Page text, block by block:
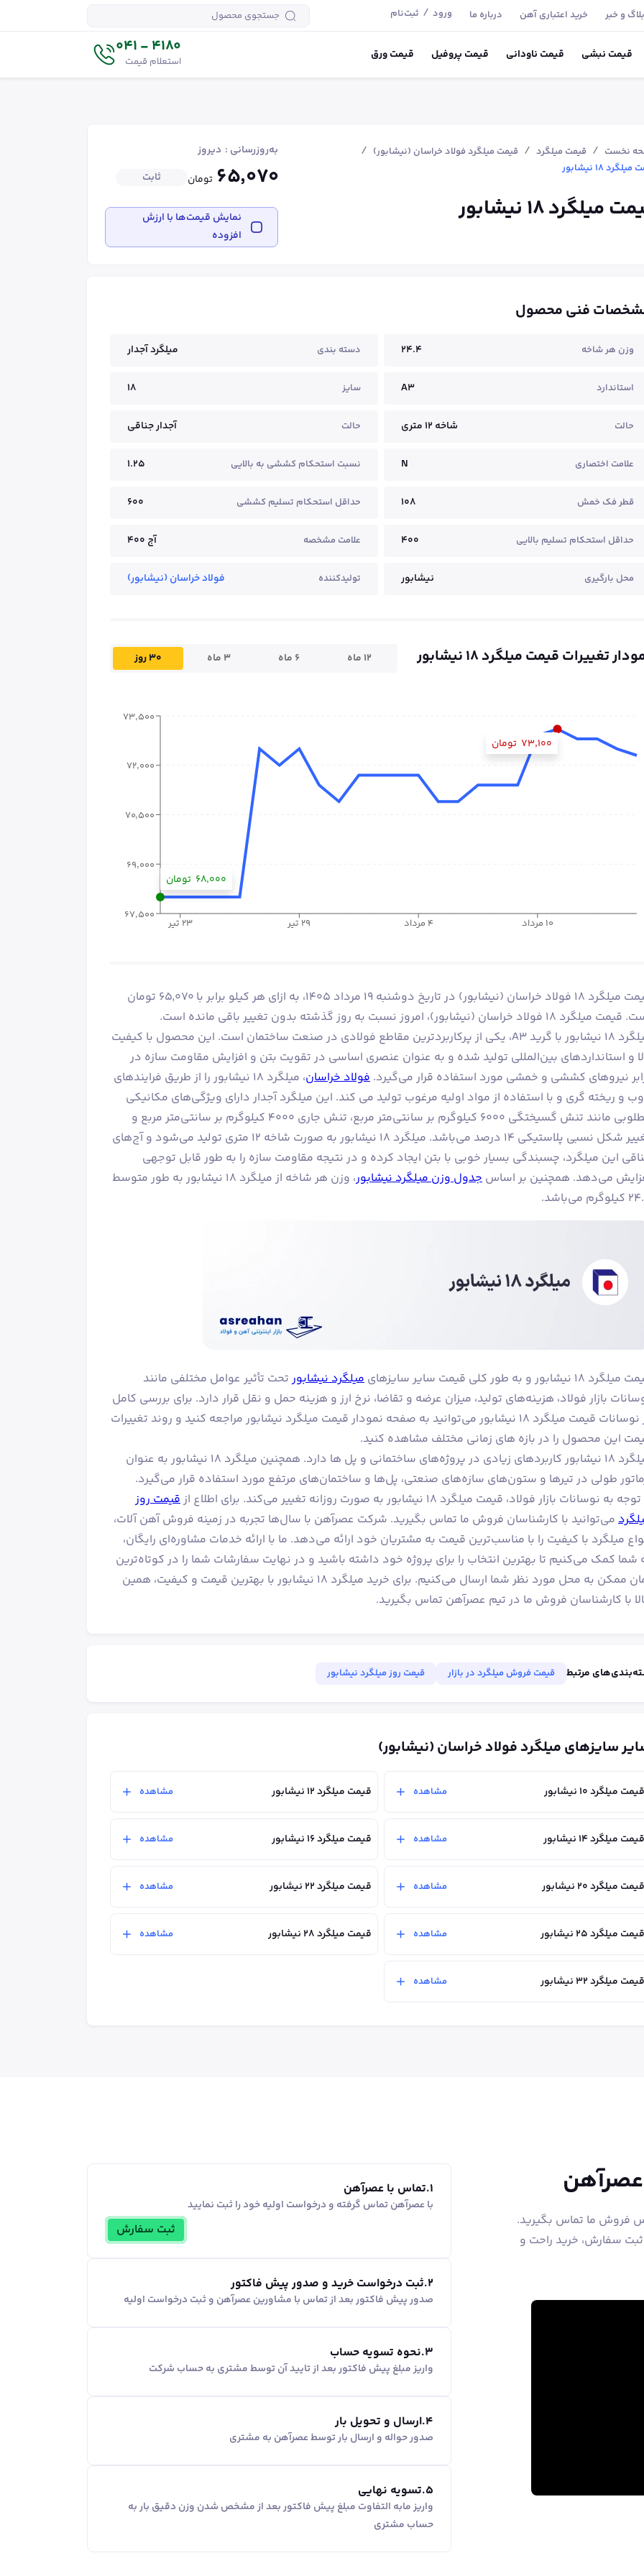
بلاگ و خبر خرید اعتباری آهن درباره ما ورود / ثبت‌نام
قیمت نبشی قیمت ناودانی قیمت پروفیل قیمتورق 4180 - 041
استعلام قیمت
نخست / قیمت میلگرد / قیمت میلگرد فولاد خراسان (نیشابور) /
۱۸ نیشابور
میلگرد ۱۸ نیشابور
به‌روزرسانی : دیروز
۶۵٬۰۷۰ تومان ثابت
نمایش قیمت‌ها با ارزش
افزوده
فنی محصول
وزن هر شاخه 24.4 دسته بندی میلگرد آجدار
استاندارد A3 سایز 18
حالت شاخه ۱۲ متری حالت آجدار جناقی
علامت اختصاری N نسبت استحکام کششی به بالایی 1.25
قطر فک خمش 108 حداقل استحکام تسلیم کششی 600
حداقل استحکام تسلیم بالایی 400 علامت مشخصه آج ۴۰۰
محل بارگیری نیشابور تولیدکننده فولاد خراسان (نیشابور)
تغییرات قیمت میلگرد ۱۸ نیشابور ۱۲ ماه ۶ ماه ۳ ماه ۳۰ روز
۲۳ تیر ۲۹ تیر ۴ مرداد ۱۰ مرداد
۶۷٬۵۰۰
۶۹٬۰۰۰
۷۰٬۵۰۰
۷۲٬۰۰۰
۷۳٬۵۰۰
۷۳٬۱۰۰ تومان
۶۸٬۰۰۰ تومان
قیمت میلگرد 18 فولاد خراسان (نیشابور) در تاریخ دوشنبه ۱۹ مرداد ۱۴۰۵، به ازای هر کیلو برابر با ۶۵٬۰۷۰ تومان
18 فولاد خراسان (نیشابور)، امروز نسبت به روز گذشته بدون تغییر باقی مانده است.
میلگرد ۱۸ نیشابور با گرید A3، یکی از پرکاربردترین مقاطع فولادی در صنعت ساختمان است. این محصول با کیفیت
و استانداردهای بین‌المللی تولید شده و به عنوان عنصری اساسی در تقویت بتن و افزایش مقاومت سازه در
نیروهای کششی و خمشی مورد استفاده قرار می‌گیرد. فولاد خراسان
، میلگرد ۱۸ نیشابور را از طریق فرایندهای
و ریخته گری و با استفاده از مواد اولیه مرغوب تولید می کند. این میلگرد آجدار دارای ویژگی‌های مکانیکی
مطلوبی مانند تنش گسیختگی ۶۰۰۰ کیلوگرم بر سانتی‌متر مربع، تنش جاری ۴۰۰۰ کیلوگرم بر سانتی‌متر مربع و
تغییر شکل نسبی پلاستیکی ۱۴ درصد می‌باشد. میلگرد ۱۸ نیشابور به صورت شاخه ۱۲ متری تولید می‌شود و آج‌های
این میلگرد، چسبندگی بسیار خوبی با بتن ایجاد کرده و در نتیجه مقاومت سازه را به طور قابل توجهی
می‌دهد. همچنین بر اساس جدول وزن میلگرد نیشابور
، وزن هر شاخه از میلگرد ۱۸ نیشابور به طور متوسط
می‌باشد.
۱۸ نیشابور و به طور کلی قیمت سایر سایزهای میلگرد نیشابور تحت تأثیر عوامل مختلفی مانند
بازار فولاد، هزینه‌های تولید، میزان عرضه و تقاضا، نرخ ارز و هزینه حمل و نقل قرار دارد. برای بررسی کامل
تر نوسانات قیمت میلگرد ۱۸ نیشابور می‌توانید به صفحه نمودار قیمت میلگرد نیشابور مراجعه کنید و روند تغییرات
این محصول را در بازه های زمانی مختلف مشاهده کنید.
میلگرد ۱۸ نیشابور کاربردهای زیادی در پروژه‌های ساختمانی و پل ها دارد. همچنین میلگرد ۱۸ نیشابور به عنوان
طولی در تیرها و ستون‌های سازه‌های صنعتی، پل‌ها و ساختمان‌های مرتفع مورد استفاده قرار می‌گیرد.
به نوسانات بازار فولاد، قیمت میلگرد ۱۸ نیشابور به صورت روزانه تغییر می‌کند. برای اطلاع از
قیمت روز
می‌توانید با کارشناسان فروش ما تماس بگیرید. شرکت عصرآهن با سال‌ها تجربه در زمینه فروش آهن آلات،
میلگرد با کیفیت را با مناسب‌ترین قیمت به مشتریان خود ارائه می‌دهد. ما با ارائه خدمات مشاوره‌ای رایگان،
شما کمک می‌کنیم تا بهترین انتخاب را برای پروژه خود داشته باشید و در نهایت سفارشات شما را در کوتاه‌ترین
زمان ممکن به محل مورد نظر شما ارسال می‌کنیم. برای خرید میلگرد ۱۸ نیشابور با بهترین قیمت و کیفیت، همین
با کارشناسان فروش ما در تیم عصرآهن تماس بگیرید.
مرتبط قیمت فروش میلگرد در بازار قیمت روز میلگرد نیشابور
سایزهای میلگرد فولاد خراسان (نیشابور)
قیمت میلگرد ۱۰ نیشابور مشاهده قیمت میلگرد ۱۲ نیشابور مشاهده
قیمت میلگرد ۱۴ نیشابور مشاهده قیمت میلگرد ۱۶ نیشابور مشاهده
قیمت میلگرد ۲۰ نیشابور مشاهده قیمت میلگرد ۲۲ نیشابور مشاهده
قیمت میلگرد ۲۵ نیشابور مشاهده قیمت میلگرد ۲۸ نیشابور مشاهده
قیمت میلگرد ۳۲ نیشابور مشاهده
فروش ما تماس بگیرید.
سفارش، خرید راحت و
1
.تماس با عصرآهن
با عصرآهن تماس گرفته و درخواست اولیه خود را ثبت نمایید
ثبت سفارش
2
.ثبت درخواست خرید و صدور پیش فاکتور
صدور پیش فاکتور بعد از تماس با مشاورین عصر‌آهن و ثبت درخواست اولیه
3
.نحوه تسویه حساب
واریز مبلغ پیش فاکتور بعد از تایید آن توسط مشتری به حساب شرکت
4
.ارسال و تحویل بار
صدور حواله و ارسال بار توسط عصرآهن به مشتری
5
.تسویه نهایی
واریز مابه التفاوت مبلغ پیش فاکتور بعد از مشخص شدن وزن دقیق بار به
حساب مشتری